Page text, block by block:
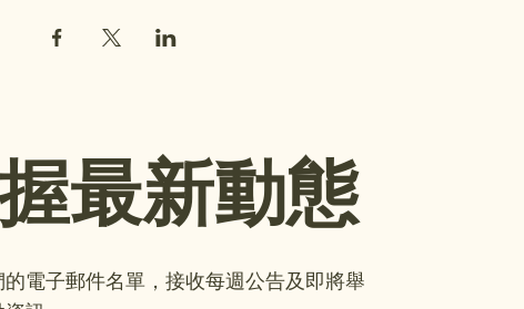
最新動態
的電子郵件名單，接收每週公告及即將舉